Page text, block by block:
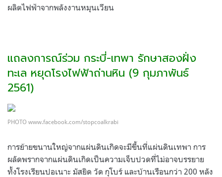
ผลิตไฟฟ้าจากพลังงานหมุนเวียน
แถลงการณ์ร่วม กระบี่-เทพา รักษาสองฝั่ง
ทะเล หยุดโรงไฟฟ้าถ่านหิน (9 กุมภาพันธ์
2561)
PHOTO www.facebook.com/stopcoalkrabi
การย้ายขนานใหญ่จากแผ่นดินเกิดจะมีขึ้นที่แผ่นดินเทพา การ
ผลัดพรากจากแผ่นดินเกิดเป็นความเจ็บปวดที่ไม่อาจบรรยาย
ทั้งโรงเรียนปอเนาะ มัสยิด วัด กุโบร์ และบ้านเรือนกว่า 200 หลัง